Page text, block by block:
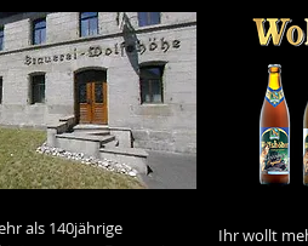
als 140jährige
Ihr wollt